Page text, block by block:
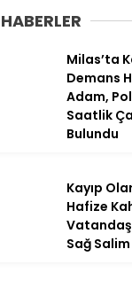
Milas’ta
Demans
Adam,
Saatlik
Bulundu
Kayıp
Hafize
Sağ